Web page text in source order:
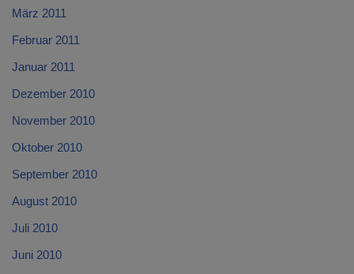
März 2011
Februar 2011
Januar 2011
Dezember 2010
November 2010
Oktober 2010
September 2010
August 2010
Juli 2010
Juni 2010